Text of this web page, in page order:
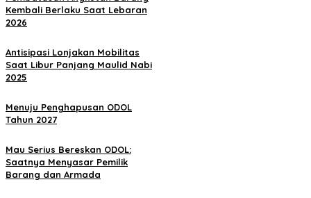
Kembali Berlaku Saat Lebaran
2026
Antisipasi Lonjakan Mobilitas
Saat Libur Panjang Maulid Nabi
2025
Menuju Penghapusan ODOL
Tahun 2027
Mau Serius Bereskan ODOL:
Saatnya Menyasar Pemilik
Barang dan Armada